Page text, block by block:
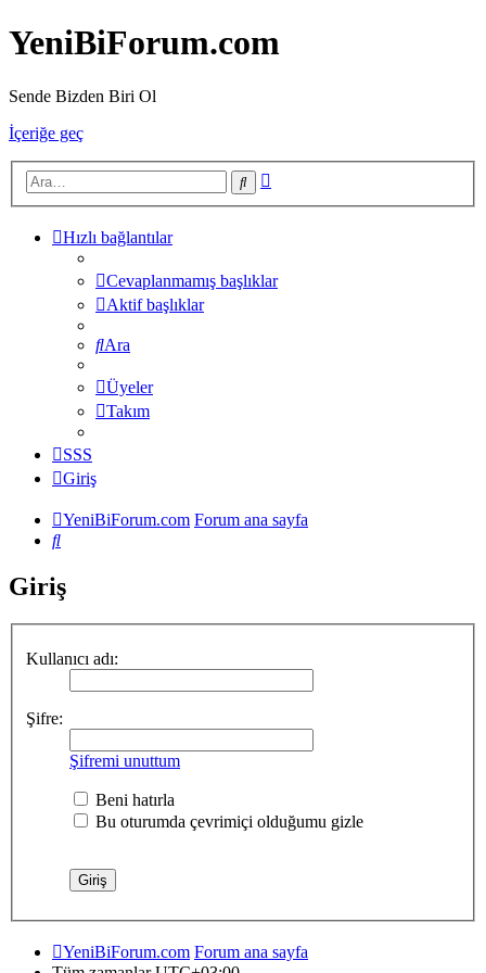
YeniBiForum.com
Sende Bizden Biri Ol
İçeriğe geç
Ara
Hızlı bağlantılar
Cevaplanmamış başlıklar
Aktif başlıklar
Ara
Üyeler
Takım
SSS
Giriş
YeniBiForum.com Forum ana sayfa
Ara
Giriş
Kullanıcı adı:
Şifre:
Şifremi unuttum
Beni hatırla
Bu oturumda çevrimiçi olduğumu gizle
YeniBiForum.com Forum ana sayfa